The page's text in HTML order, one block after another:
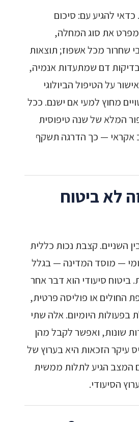
להגיע עם: סיכום
את סוג המחלה,
שחרור מכל אשפוז; תוצאות
בדיקות דם שמתעדות אנמיה,
על הטיפול הביולוגי
מחוץ למעי אם ישנם. ככל
המלא של שנה טיפוסית
אקראי — כך הדרגה תשקף
לא ביטוח
השניים. קצבת נכות כללית
— מוסד המדינה — בגלל
ביטוח סיעודי הוא דבר אחר
החולים או פוליסה פרטית,
בפעולות היומיום. אלה שתי
שונות, ואפשר לקבל מהן
עיקר הזכאות היא בערוץ של
המצב הגיע לתלות ממשית
הסיעודי.